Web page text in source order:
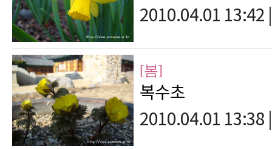
2010.04.01 13:42
[봄]
복수초
2010.04.01 13:38